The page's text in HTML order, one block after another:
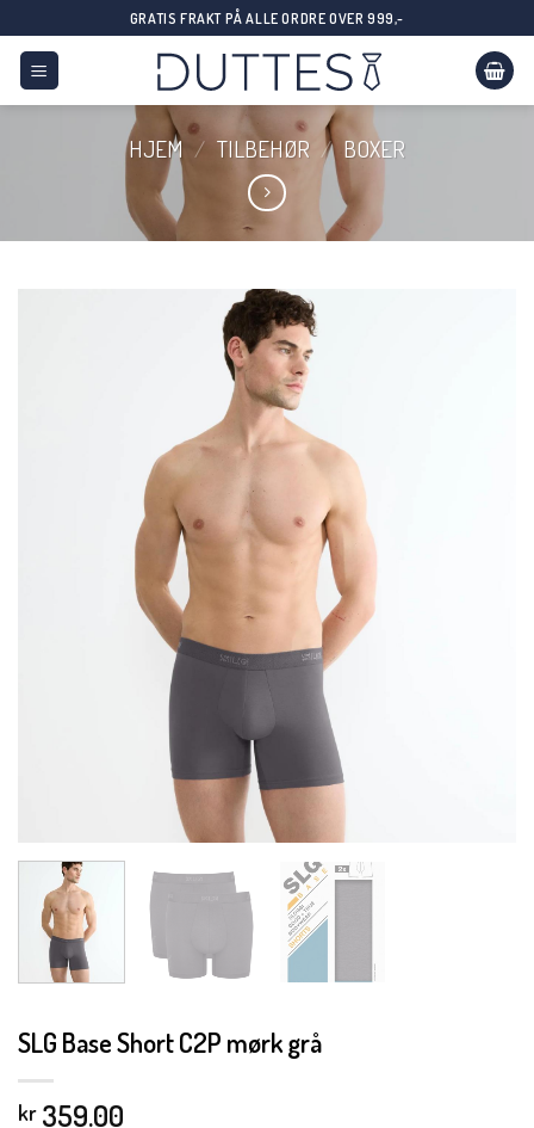
to
content
GRATIS FRAKT PÅ ALLE ORDRE OVER 999,-
HJEM / TILBEHØR / BOXER
SLG Base Short C2P mørk grå
kr359.00